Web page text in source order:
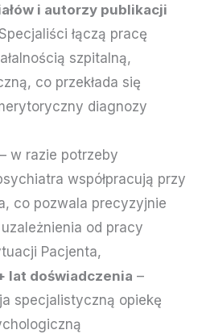
i autorzy publikacji
łączą pracę
szpitalną,
co przekłada się
diagnozy
– w razie potrzeby
współpracują przy
co pozwala precyzyjnie
od pracy
Pacjenta,
lat doświadczenia –
specjalistyczną opiekę